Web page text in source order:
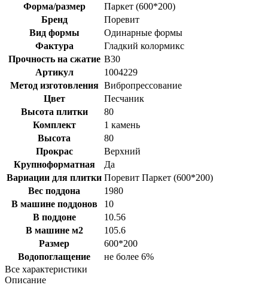
Форма/размер
Паркет (600*200)
Бренд
Поревит
Вид формы
Одинарные формы
Фактура
Гладкий колормикс
Прочность на сжатие B30
Артикул
1004229
Метод изготовления Вибропрессование
Цвет
Песчаник
Высота плитки
80
Комплект
1 камень
Высота
80
Прокрас
Верхний
Крупноформатная
Да
Вариации для плитки Поревит Паркет (600*200)
Вес поддона
1980
В машине поддонов
10
В поддоне
10.56
В машине м2
105.6
Размер
600*200
Водопоглащение
не более 6%
Все характеристики
Описание